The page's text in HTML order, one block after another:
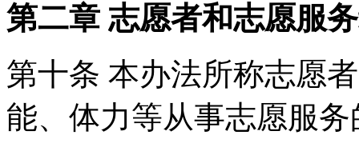
第二章 志愿者和志愿服
第十条 本办法所称志愿
能、体力等从事志愿服